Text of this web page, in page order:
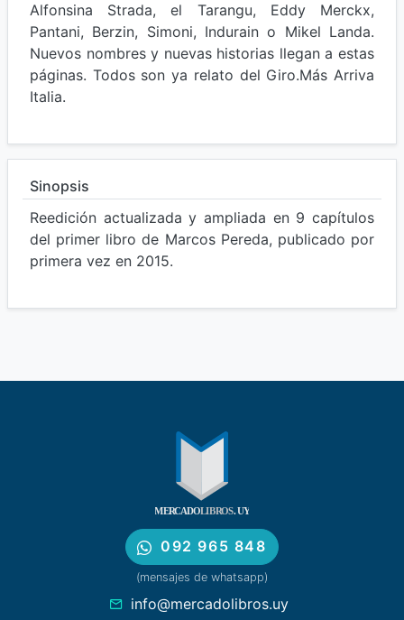
Alfonsina Strada, el Tarangu, Eddy Merckx,
Pantani, Berzin, Simoni, Indurain o Mikel Landa.
Nuevos nombres y nuevas historias llegan a estas
páginas. Todos son ya relato del Giro.Más Arriva
Italia.
Sinopsis
Reedición actualizada y ampliada en 9 capítulos
del primer libro de Marcos Pereda, publicado por
primera vez en 2015.
092 965 848
(mensajes de whatsapp)
info@mercadolibros.uy